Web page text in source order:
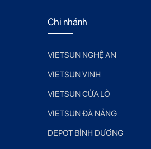
Chi nhánh
VIETSUN NGHỆ AN
VIETSUN VINH
VIETSUN CỬA LÒ
VIETSUN ĐÀ NẴNG
DEPOT BÌNH DƯƠNG